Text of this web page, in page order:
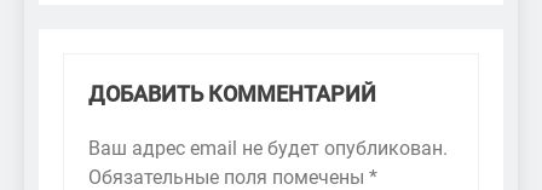
ДОБАВИТЬ КОММЕНТАРИЙ
Ваш адрес email не будет опубликован.
Обязательные поля помечены *